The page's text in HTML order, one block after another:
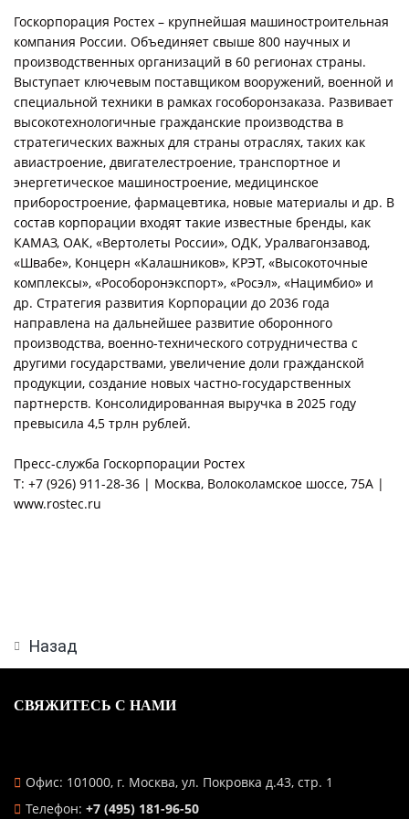
Госкорпорация Ростех – крупнейшая машиностроительная
компания России. Объединяет свыше 800 научных и
производственных организаций в 60 регионах страны.
Выступает ключевым поставщиком вооружений, военной и
специальной техники в рамках гособоронзаказа. Развивает
высокотехнологичные гражданские производства в
стратегических важных для страны отраслях, таких как
авиастроение, двигателестроение, транспортное и
энергетическое машиностроение, медицинское
приборостроение, фармацевтика, новые материалы и др. В
состав корпорации входят такие известные бренды, как
КАМАЗ, ОАК, «Вертолеты России», ОДК, Уралвагонзавод,
«Швабе», Концерн «Калашников», КРЭТ, «Высокоточные
комплексы», «Рособоронэкспорт», «Росэл», «Нацимбио» и
др. Стратегия развития Корпорации до 2036 года
направлена на дальнейшее развитие оборонного
производства, военно-технического сотрудничества с
другими государствами, увеличение доли гражданской
продукции, создание новых частно-государственных
партнерств. Консолидированная выручка в 2025 году
превысила 4,5 трлн рублей.
Пресс-служба Госкорпорации Ростех
Т: +7 (926) 911-28-36 | Москва, Волоколамское шоссе, 75А |
www.rostec.ru
Назад
СВЯЖИТЕСЬ С НАМИ
Офис: 101000, г. Москва, ул. Покровка д.43, стр. 1
Телефон: +7 (495) 181-96-50